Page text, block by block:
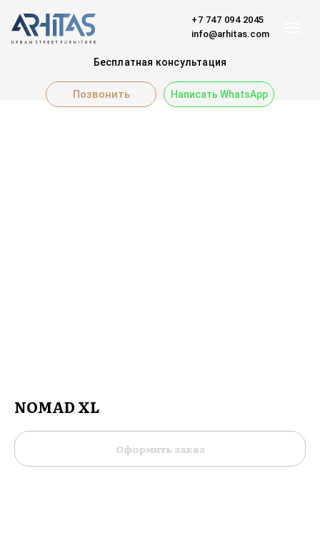
+7 747 094 2045
info@arhitas.com
Позвонить
Бесплатная консультация
Написать WhatsApp
NOMAD XL
Оформить заказ